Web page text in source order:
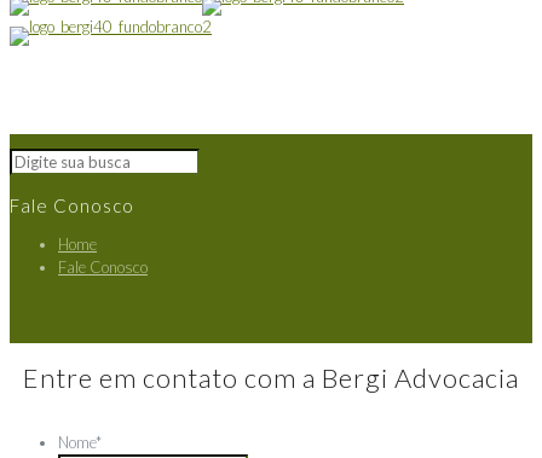
Fale Conosco
Home
Fale Conosco
Entre em contato com a Bergi Advocacia
Nome*